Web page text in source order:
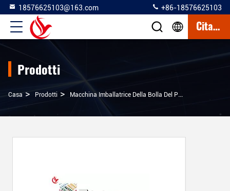
18576625103@163.com +86-18576625103
Citazione
Prodotti
Casa > Prodotti > Macchina Imballatrice Della Bolla Del PVC Di Alluminio